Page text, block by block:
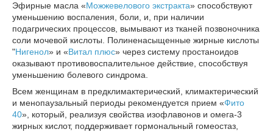
Эфирные масла «Можжевелового экстракта» способствуют
уменьшению воспаления, боли, и, при наличии
подагрических процессов, вымывают из тканей позвоночника
соли мочевой кислоты. Полиненасыщенные жирные кислоты
"Нигенол» и «Витал плюс» через систему простаноидов
оказывают противовоспалительное действие, способствуя
уменьшению болевого синдрома.
Всем женщинам в предклимактерический, климактерический
и менопаузальный периоды рекомендуется прием «Фито
40», который, реализуя свойства изофлавонов и омега-3
жирных кислот, поддерживает гормональный гомеостаз,